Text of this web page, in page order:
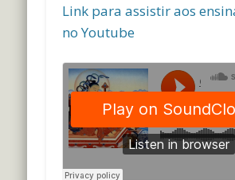
Link para assistir aos
no Youtube